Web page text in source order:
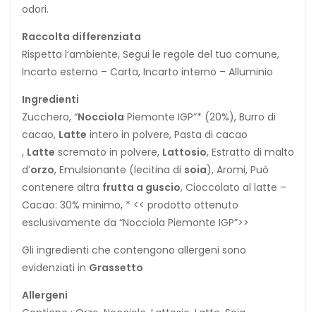
odori.
Raccolta differenziata
Rispetta l’ambiente, Segui le regole del tuo comune,
Incarto esterno – Carta, Incarto interno – Alluminio
Ingredienti
Zucchero, “Nocciola Piemonte IGP”* (20%), Burro di
cacao, Latte intero in polvere, Pasta di cacao
, Latte scremato in polvere, Lattosio, Estratto di malto
d’orzo, Emulsionante (lecitina di soia), Aromi, Può
contenere altra frutta a guscio, Cioccolato al latte –
Cacao: 30% minimo, * << prodotto ottenuto
esclusivamente da “Nocciola Piemonte IGP”>>
Gli ingredienti che contengono allergeni sono
evidenziati in Grassetto
Allergeni